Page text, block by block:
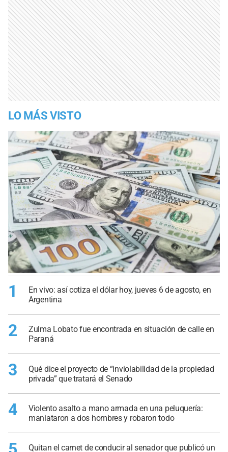
LO MÁS VISTO
1
En vivo: así cotiza el dólar hoy, jueves 6 de agosto, en
Argentina
2
Zulma Lobato fue encontrada en situación de calle en
Paraná
3
Qué dice el proyecto de “inviolabilidad de la propiedad
privada” que tratará el Senado
4
Violento asalto a mano armada en una peluquería:
maniataron a dos hombres y robaron todo
Quitan el carnet de conducir al senador que publicó un